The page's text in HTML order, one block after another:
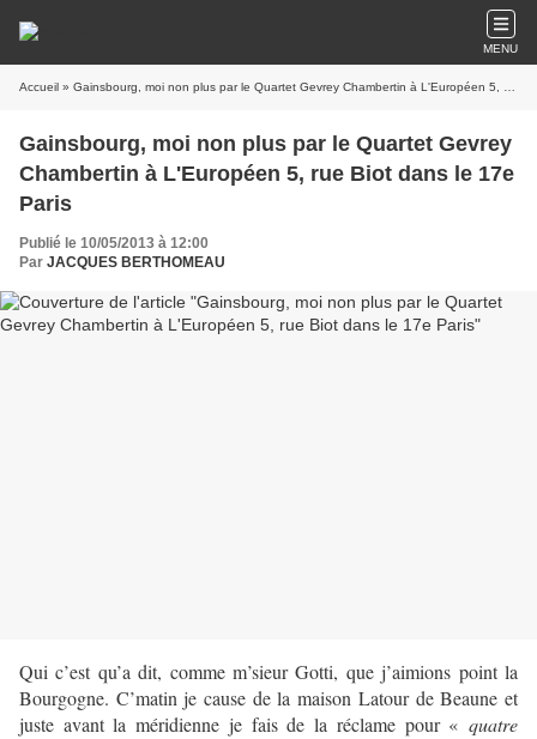
MENU
Accueil » Gainsbourg, moi non plus par le Quartet Gevrey Chambertin à L'Européen 5, rue Biot dans le 17e Paris
Gainsbourg, moi non plus par le Quartet Gevrey
Chambertin à L'Européen 5, rue Biot dans le 17e
Paris
Publié le 10/05/2013 à 12:00
Par JACQUES BERTHOMEAU
Qui c’est qu’a dit, comme m’sieur Gotti, que j’aimions point la
Bourgogne. C’matin je cause de la maison Latour de Beaune et
juste avant la méridienne je fais de la réclame pour « quatre